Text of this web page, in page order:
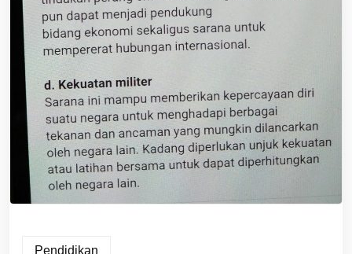
Pendidikan